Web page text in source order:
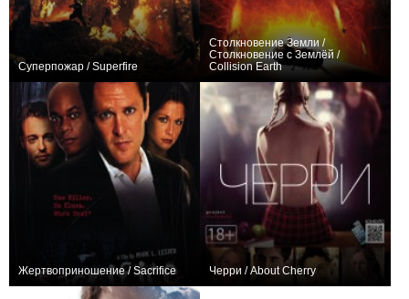
Суперпожар / Superfire
Столкновение Земли /
Столкновение с Землёй /
Collision Earth
Жертвоприношение / Sacrifice Черри / About Cherry